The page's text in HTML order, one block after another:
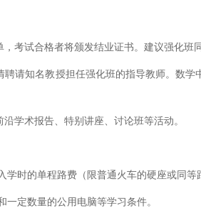
考试合格者将颁发结业证书。建议强化班
请知名教授担任强化班的指导教师。数
学术报告、特别讲座、讨论班等活动。
时的单程路费（限普通火车的硬座或同等
定数量的公用电脑等学习条件。